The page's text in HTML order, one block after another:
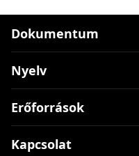
Dokumentum
Nyelv
Erőforrások
Kapcsolat